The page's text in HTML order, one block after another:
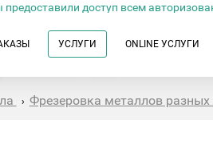
доступ всем
УСЛУГИ ONLINE УСЛУГИ
› Фрезеровка металлов разных